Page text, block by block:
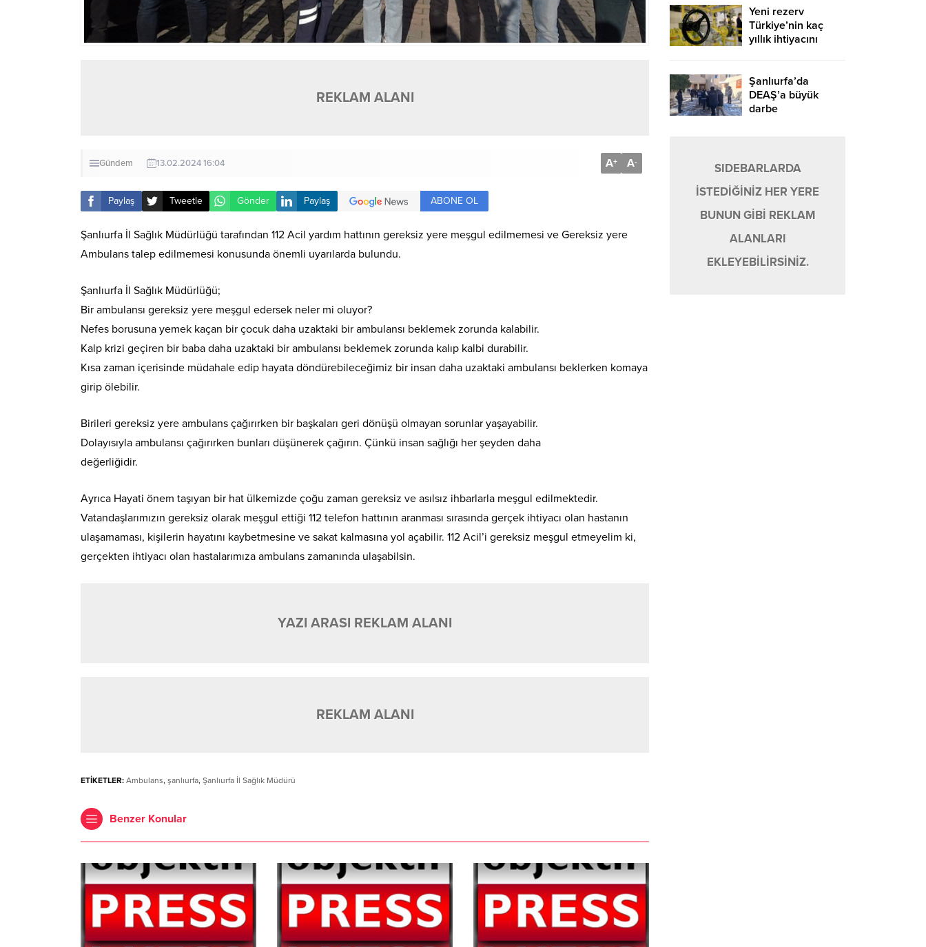
REKLAM ALANI
Gündem 13.02.2024 16:04 A+ A-
Paylaş Tweetle Gönder Paylaş ABONE OL
Şanlıurfa İl Sağlık Müdürlüğü tarafından 112 Acil yardım hattının gereksiz yere meşgul edilmemesi ve Gereksiz yere
Ambulans talep edilmemesi konusunda önemli uyarılarda bulundu.
Şanlıurfa İl Sağlık Müdürlüğü;
Bir ambulansı gereksiz yere meşgul edersek neler mi oluyor?
Nefes borusuna yemek kaçan bir çocuk daha uzaktaki bir ambulansı beklemek zorunda kalabilir.
Kalp krizi geçiren bir baba daha uzaktaki bir ambulansı beklemek zorunda kalıp kalbi durabilir.
Kısa zaman içerisinde müdahale edip hayata döndürebileceğimiz bir insan daha uzaktaki ambulansı beklerken komaya
girip ölebilir.
Birileri gereksiz yere ambulans çağırırken bir başkaları geri dönüşü olmayan sorunlar yaşayabilir.
Dolayısıyla ambulansı çağırırken bunları düşünerek çağırın. Çünkü insan sağlığı her şeyden daha
değerliğidir.
Ayrıca Hayati önem taşıyan bir hat ülkemizde çoğu zaman gereksiz ve asılsız ihbarlarla meşgul edilmektedir.
Vatandaşlarımızın gereksiz olarak meşgul ettiği 112 telefon hattının aranması sırasında gerçek ihtiyacı olan hastanın
ulaşamaması, kişilerin hayatını kaybetmesine ve sakat kalmasına yol açabilir. 112 Acil’i gereksiz meşgul etmeyelim ki,
gerçekten ihtiyacı olan hastalarımıza ambulans zamanında ulaşabilsin.
YAZI ARASI REKLAM ALANI
REKLAM ALANI
ETİKETLER: Ambulans, şanlıurfa, Şanlıurfa İl Sağlık Müdürü
Benzer Konular
Yeni rezerv
Türkiye’nin kaç
yıllık ihtiyacını
Şanlıurfa’da
DEAŞ’a büyük
darbe
SIDEBARLARDA
İSTEDİĞİNİZ HER YERE
BUNUN GİBİ REKLAM
ALANLARI
EKLEYEBİLİRSİNİZ.